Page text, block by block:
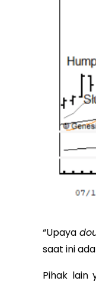
“Upaya
saat ini
Pihak lain